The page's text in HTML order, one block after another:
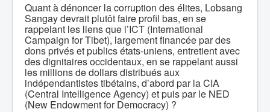
Quant à dénoncer la corruption des élites, Lobsang
Sangay devrait plutôt faire profil bas, en se
rappelant les liens que l’ICT (International
Campaign for Tibet), largement financée par des
dons privés et publics états-uniens, entretient avec
des dignitaires occidentaux, en se rappelant aussi
les millions de dollars distribués aux
indépendantistes tibétains, d’abord par la CIA
(Central Intelligence Agency) et puis par le NED
(New Endowment for Democracy) ?